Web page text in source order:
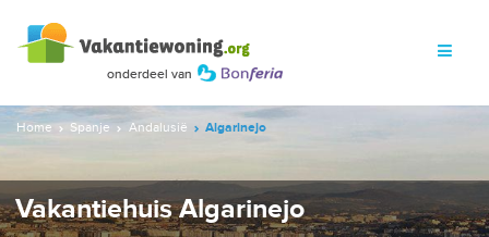
Home Spanje Andalusië Algarinejo
Vakantiehuis Algarinejo